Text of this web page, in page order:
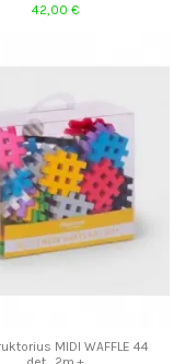
42,00 €
MIDI WAFFLE 44